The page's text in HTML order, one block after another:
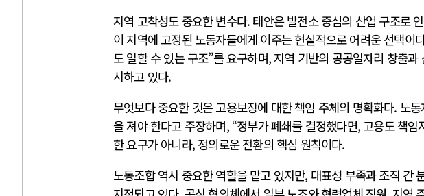
지역 고착성도 중요한 변수다. 태안은 발전소 중심의 산업 구조로
이 지역에 고정된 노동자들에게 이주는 현실적으로 어려운 선택이
도 일할 수 있는 구조”를 요구하며, 지역 기반의 공공일자리 창출
시하고 있다.
무엇보다 중요한 것은 고용보장에 대한 책임 주체의 명확화다. 노
을 져야 한다고 주장하며, “정부가 폐쇄를 결정했다면, 고용도 책
한 요구가 아니라, 정의로운 전환의 핵심 원칙이다.
노동조합 역시 중요한 역할을 맡고 있지만, 대표성 부족과 조직 간